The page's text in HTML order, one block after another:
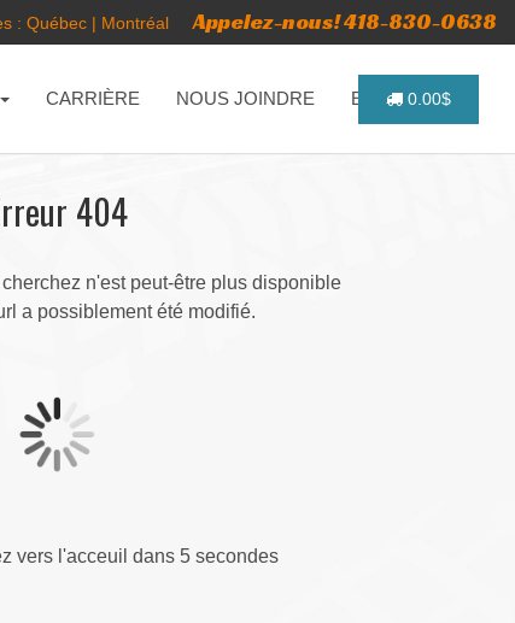
: Québec | Montréal Appelez-nous! 418-830-0638
CARRIÈRE NOUS JOINDRE ENGLISH
0.00$
404
n'est peut-être plus disponible
a possiblement été modifié.
vers l'acceuil dans 5 secondes